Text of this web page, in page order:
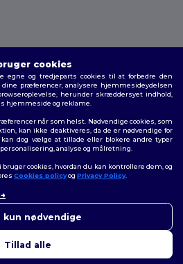
forbeholdes
politik|Fortrolighedspolitik|Politik for
cookies
egne og tredjeparts cookies til at forbedre den
præferencer, analysere hjemmesideydelsen
herunder skræddersyet indhold,
hjemmeside og reklame.
når som helst. Nødvendige cookies, som
kan ikke deaktiveres, da de er nødvendige for
dog vælge at tillade eller blokere andre typer
analyse og målretning.
cookies, hvordan du kan kontrollere dem, og
Cookies policyog Privacy Policy.
kun nødvendige
Tillad alle
bekymringer, kan du kontakte
er her for at hjælpe.